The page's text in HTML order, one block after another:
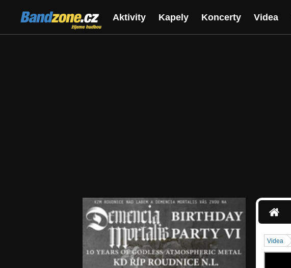
Bandzone.cz
žijeme hudbou
Aktivity Kapely Koncerty Videa
Videa